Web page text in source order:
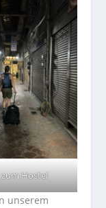
zum Hostel
unserem